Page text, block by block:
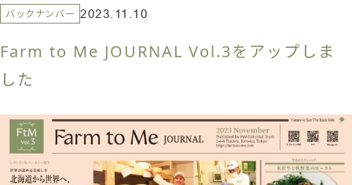
バックナンバー 2023.11.10
Farm to Me JOURNAL Vol.3をアップしま
した